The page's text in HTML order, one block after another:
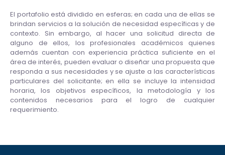
El portafolio está dividido en esferas; en cada una de ellas se
brindan servicios a la solución de necesidad específicas y de
contexto. Sin embargo, al hacer una solicitud directa de
alguno de ellos, los profesionales académicos quienes
además cuentan con experiencia práctica suficiente en el
área de interés, pueden evaluar o diseñar una propuesta que
responda a sus necesidades y se ajuste a las características
particulares del solicitante; en ella se incluye la intensidad
horaria, los objetivos específicos, la metodología y los
contenidos necesarios para el logro de cualquier
requerimiento.